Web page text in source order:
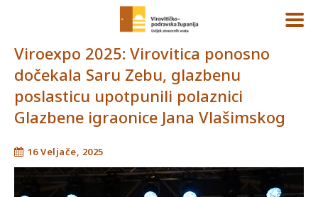
Viroexpo 2025: Virovitica ponosno
dočekala Saru Zebu, glazbenu
poslasticu upotpunili polaznici
Glazbene igraonice Jana Vlašimskog
16 Veljače, 2025